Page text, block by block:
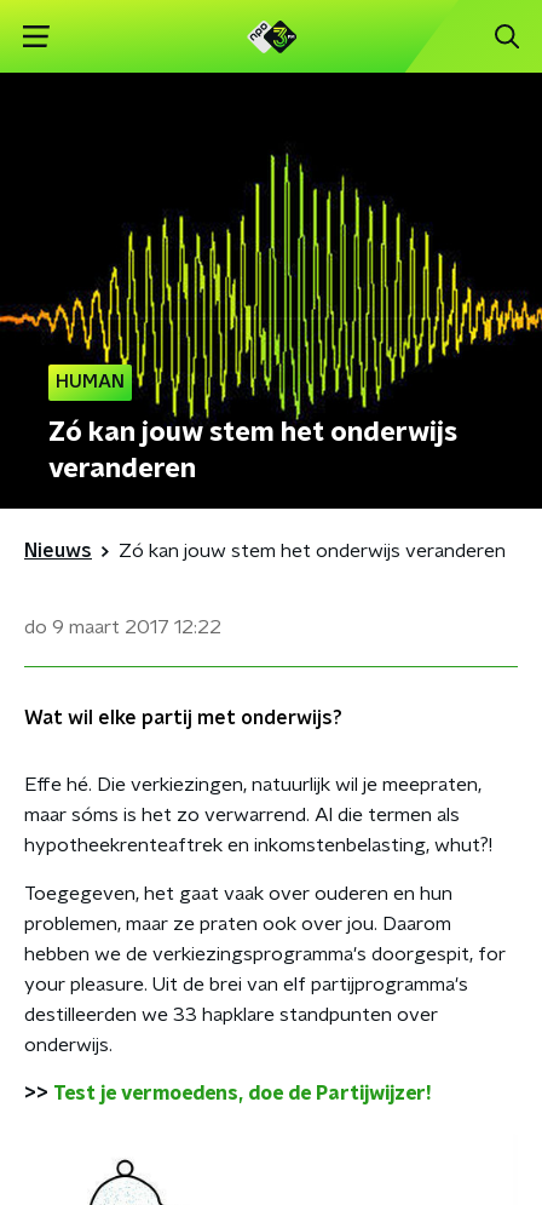
HUMAN
Zó kan jouw stem het onderwijs
veranderen
Nieuws Zó kan jouw stem het onderwijs veranderen
do 9 maart 2017 12:22
Wat wil elke partij met onderwijs?
Effe hé. Die verkiezingen, natuurlijk wil je meepraten,
maar sóms is het zo verwarrend. Al die termen als
hypotheekrenteaftrek en inkomstenbelasting, whut?!
Toegegeven, het gaat vaak over ouderen en hun
problemen, maar ze praten ook over jou. Daarom
hebben we de verkiezingsprogramma's doorgespit, for
your pleasure. Uit de brei van elf partijprogramma's
destilleerden we 33 hapklare standpunten over
onderwijs.
>> Test je vermoedens, doe de Partijwijzer!